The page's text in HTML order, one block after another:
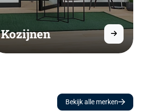
Kozijnen
Bekijk alle merken